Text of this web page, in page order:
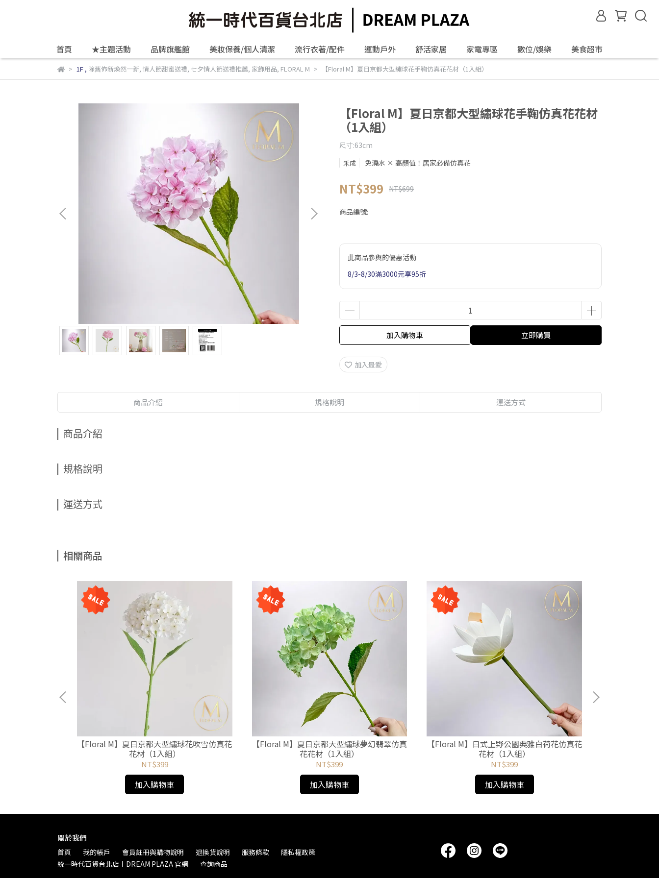
首頁 ★主題活動 品牌旗艦館 美妝保養/個人清潔 流行衣著/配件 運動戶外 舒活家居 家電專區 數位/娛樂 美食超市
1F, 除舊佈新煥然一新, 情人節甜蜜送禮, 七夕情人節送禮推薦, 家飾用品, FLORAL M 【Floral M】夏日京都大型繡球花手鞠仿真花花材（1入組）
【Floral M】夏日京都大型繡球花手鞠仿真花花材
（1入組）
尺寸:63cm
禾成 免澆水 × 高顏值！居家必備仿真花
NT$399 NT$699
商品編號:
此商品參與的優惠活動
8/3-8/30滿3000元享95折
加入購物車 立即購買
加入最愛
商品介紹 規格說明 運送方式
商品介紹
規格說明
運送方式
相關商品
【Floral M】夏日京都大型繡球花吹雪仿真花
花材（1入組）
NT$399
加入購物車
【Floral M】夏日京都大型繡球夢幻翡翠仿真
花花材（1入組）
NT$399
加入購物車
【Floral M】日式上野公園典雅白荷花仿真花
花材（1入組）
NT$399
加入購物車
關於我們
首頁 我的帳戶 會員註冊與購物說明 退換貨說明 服務條款
隱私權政策
統一時代百貨台北店丨DREAM PLAZA 官網
查詢商品